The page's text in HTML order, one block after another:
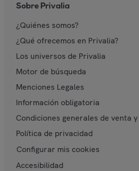
Sobre Privalia
¿Quiénes somos?
¿Qué ofrecemos en Privalia?
Los universos de Privalia
Motor de búsqueda
Menciones Legales
Información obligatoria
Condiciones generales de venta
Política de privacidad
Configurar mis cookies
Accesibilidad